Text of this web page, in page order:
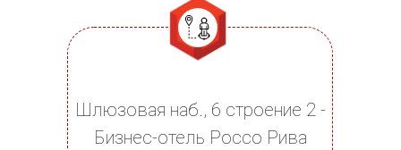
Шлюзовая наб., 6 строение 2 -
Бизнес-отель Россо Рива